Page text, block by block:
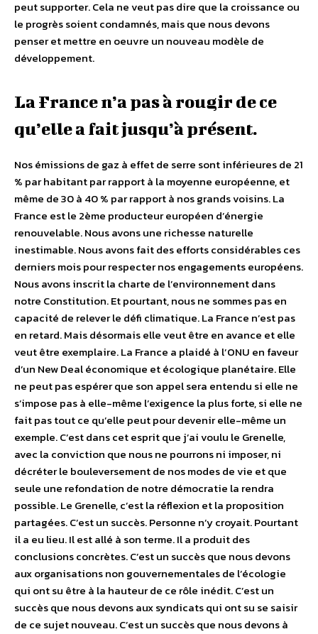
peut supporter. Cela ne veut pas dire que la croissance ou
le progrès soient condamnés, mais que nous devons
penser et mettre en oeuvre un nouveau modèle de
développement.
La France n’a pas à rougir de ce
qu’elle a fait jusqu’à présent.
Nos émissions de gaz à effet de serre sont inférieures de 21
% par habitant par rapport à la moyenne européenne, et
même de 30 à 40 % par rapport à nos grands voisins. La
France est le 2ème producteur européen d’énergie
renouvelable. Nous avons une richesse naturelle
inestimable. Nous avons fait des efforts considérables ces
derniers mois pour respecter nos engagements européens.
Nous avons inscrit la charte de l’environnement dans
notre Constitution. Et pourtant, nous ne sommes pas en
capacité de relever le défi climatique. La France n’est pas
en retard. Mais désormais elle veut être en avance et elle
veut être exemplaire. La France a plaidé à l’ONU en faveur
d’un New Deal économique et écologique planétaire. Elle
ne peut pas espérer que son appel sera entendu si elle ne
s’impose pas à elle-même l’exigence la plus forte, si elle ne
fait pas tout ce qu’elle peut pour devenir elle-même un
exemple. C’est dans cet esprit que j’ai voulu le Grenelle,
avec la conviction que nous ne pourrons ni imposer, ni
décréter le bouleversement de nos modes de vie et que
seule une refondation de notre démocratie la rendra
possible. Le Grenelle, c’est la réflexion et la proposition
partagées. C’est un succès. Personne n’y croyait. Pourtant
il a eu lieu. Il est allé à son terme. Il a produit des
conclusions concrètes. C’est un succès que nous devons
aux organisations non gouvernementales de l’écologie
qui ont su être à la hauteur de ce rôle inédit. C’est un
succès que nous devons aux syndicats qui ont su se saisir
de ce sujet nouveau. C’est un succès que nous devons à